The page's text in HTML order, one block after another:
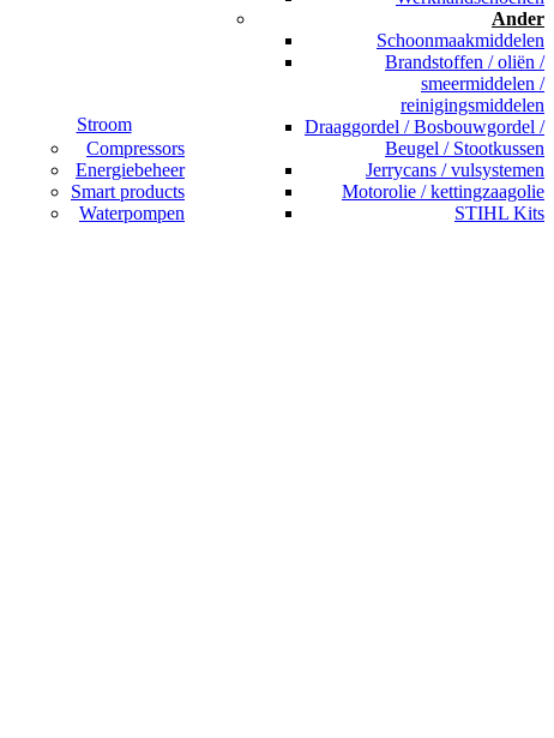
Stroom
Compressors
Energiebeheer
Smart products
Waterpompen
Ander
Schoonmaakmiddelen
Brandstoffen / oliën /
smeermiddelen /
reinigingsmiddelen
Draaggordel / Bosbouwgordel /
Beugel / Stootkussen
Jerrycans / vulsystemen
Motorolie / kettingzaagolie
STIHL Kits